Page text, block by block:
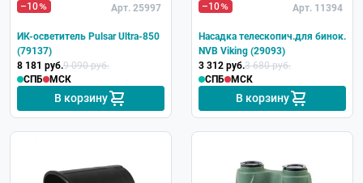
–10 Арт. 25997
ИК-осветитель Pulsar Ultra-850
(79137)
8 181 руб.9 090 руб.
СПБ
МСК
В корзину
–10 Арт. 11394
Насадка телескопич.для бинок.
NVB Viking (29093)
3 312 руб.3 680 руб.
СПБ
МСК
В корзину